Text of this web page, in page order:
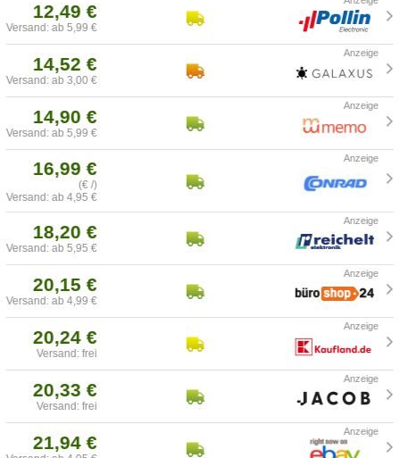
12,49 €
Versand: ab 5,99 €
14,52 €
Versand: ab 3,00 €
14,90 €
Versand: ab 5,99 €
16,99 €
(€ /)
Versand: ab 4,95 €
18,20 €
Versand: ab 5,95 €
20,15 €
Versand: ab 4,99 €
20,24 €
Versand: frei
20,33 €
Versand: frei
21,94 €